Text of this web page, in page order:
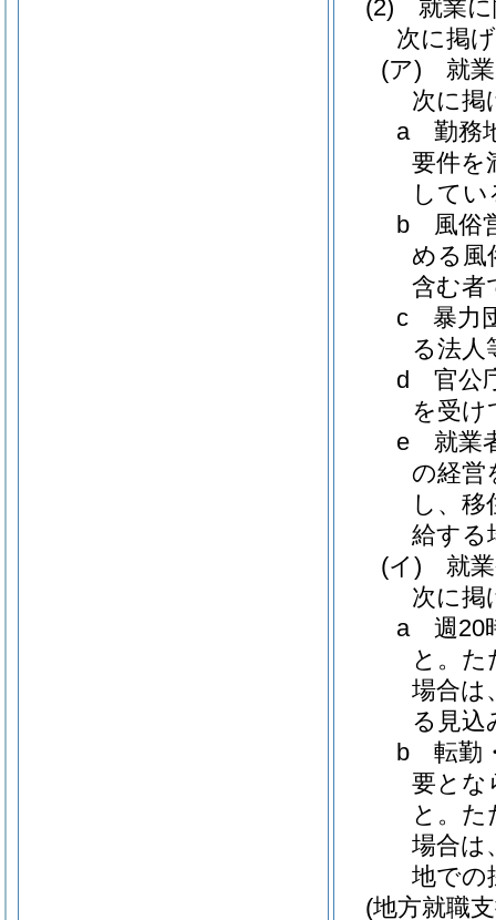
(2)
就業
次に掲
(ア)
就
次に掲
a
勤務
要件を
して
b
風俗
める風
含む者
c
暴力
る法人
d
官公
を受け
e
就業
の経営
し、移
給する
(イ)
就
次に掲
a
週20
と。 た
場合は
る見込
b
転勤
要とな
と。 た
場合は
地での
(地方就職